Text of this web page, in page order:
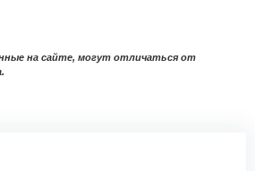
на сайте, могут отличаться от